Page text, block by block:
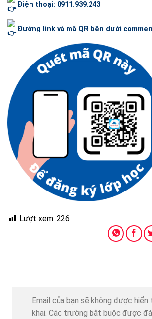
Điện thoại: 0911.939.243
Đường link và mã QR bên dưới
Lượt xem: 226
Email của bạn sẽ không được hiển
khai. Các trường bắt buộc được